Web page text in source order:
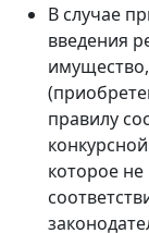
В случае
введения
правилу
которое